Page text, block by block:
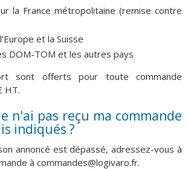
la France métropolitaine (remise contre
et la Suisse
DOM-TOM et les autres pays
sont offerts pour toute commande
HT.
n'ai pas reçu ma commande
indiqués ?
annoncé est dépassé, adressez-vous à
à commandes@logivaro.fr.